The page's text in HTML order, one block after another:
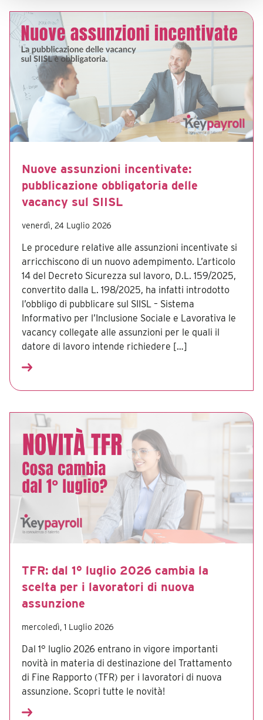
Nuove assunzioni incentivate:
pubblicazione obbligatoria delle
vacancy sul SIISL
venerdì, 24 Luglio 2026
Le procedure relative alle assunzioni incentivate si
arricchiscono di un nuovo adempimento. L’articolo
14 del Decreto Sicurezza sul lavoro, D.L. 159/2025,
convertito dalla L. 198/2025, ha infatti introdotto
l’obbligo di pubblicare sul SIISL – Sistema
Informativo per l’Inclusione Sociale e Lavorativa le
vacancy collegate alle assunzioni per le quali il
datore di lavoro intende richiedere […]
TFR: dal 1° luglio 2026 cambia la
scelta per i lavoratori di nuova
assunzione
mercoledì, 1 Luglio 2026
Dal 1° luglio 2026 entrano in vigore importanti
novità in materia di destinazione del Trattamento
di Fine Rapporto (TFR) per i lavoratori di nuova
assunzione. Scopri tutte le novità!